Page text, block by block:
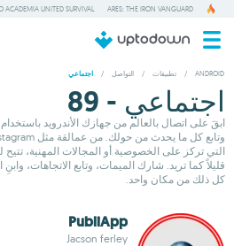
ARES: THE IRON VANGUARD
ACADEMIA UNITED SURVIVAL
ANDROID
/ تطبيقات / التواصل / اجتماعي
اجتماعي - 89
ابقَ على اتصال بالعالم من جهازك الأندرويد
التي تركز على الخصوصية أو المجالات المهنية،
قليلاً كما تريد. شارك الميمات، وتابع الاتجاهات،
كل ذلك من مكان واحد.
PubliApp
Jacson ferley